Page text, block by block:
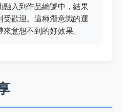
融入到作品編號中，結果
受歡迎。這種潛意識的運
意想不到的好效果。